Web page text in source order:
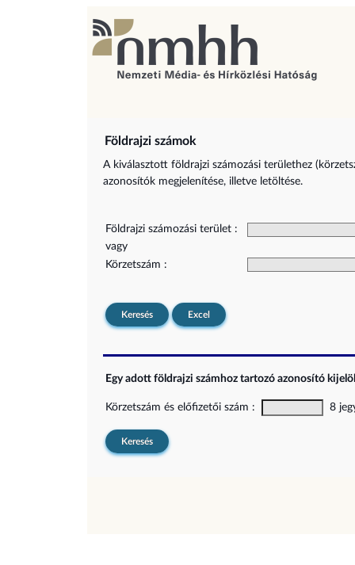
Földrajzi számok
A kiválasztott földrajzi számozási területhez
azonosítók megjelenítése, illetve letöltése.
Földrajzi számozási terület :
vagy
Körzetszám :
Keresés Excel
Egy adott földrajzi számhoz tartozó azonosító
Körzetszám és előfizetői szám : 8
Keresés